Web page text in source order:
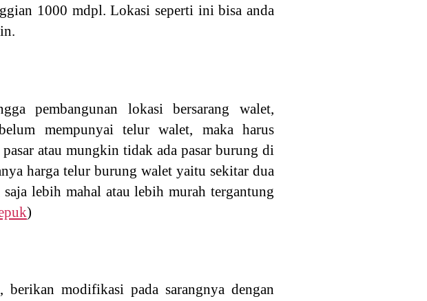
1000 mdpl. Lokasi seperti ini bisa anda
pembangunan lokasi bersarang walet,
mempunyai telur walet, maka harus
atau mungkin tidak ada pasar burung di
harga telur burung walet yaitu sekitar dua
lebih mahal atau lebih murah tergantung
)
modifikasi pada sarangnya dengan